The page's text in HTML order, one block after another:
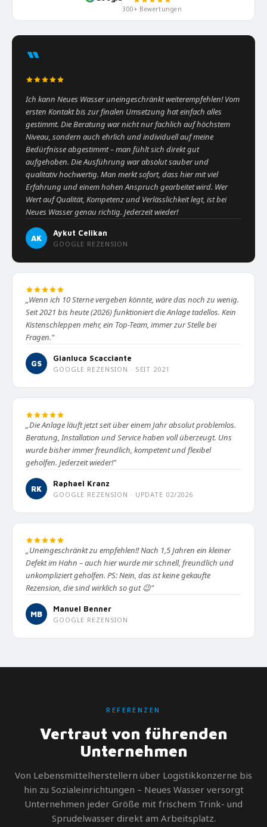
300+ Bewertungen
“
Ich kann Neues Wasser uneingeschränkt weiterempfehlen! Vom
ersten Kontakt bis zur finalen Umsetzung hat einfach alles
gestimmt. Die Beratung war nicht nur fachlich auf höchstem
Niveau, sondern auch ehrlich und individuell auf meine
Bedürfnisse abgestimmt – man fühlt sich direkt gut
aufgehoben. Die Ausführung war absolut sauber und
qualitativ hochwertig. Man merkt sofort, dass hier mit viel
Erfahrung und einem hohen Anspruch gearbeitet wird. Wer
Wert auf Qualität, Kompetenz und Verlässlichkeit legt, ist bei
Neues Wasser genau richtig. Jederzeit wieder!
AK
Aykut Celikan
GOOGLE REZENSION
„Wenn ich 10 Sterne vergeben könnte, wäre das noch zu wenig.
Seit 2021 bis heute (2026) funktioniert die Anlage tadellos. Kein
Kistenschleppen mehr, ein Top-Team, immer zur Stelle bei
Fragen."
GS
Gianluca Scacciante
GOOGLE REZENSION · SEIT 2021
„Die Anlage läuft jetzt seit über einem Jahr absolut problemlos.
Beratung, Installation und Service haben voll überzeugt. Uns
wurde bisher immer freundlich, kompetent und flexibel
geholfen. Jederzeit wieder!"
RK
Raphael Kranz
GOOGLE REZENSION · UPDATE 02/2026
„Uneingeschränkt zu empfehlen!! Nach 1,5 Jahren ein kleiner
Defekt im Hahn – auch hier wurde mir schnell, freundlich und
unkompliziert geholfen. PS: Nein, das ist keine gekaufte
Rezension, die sind wirklich so gut 😉"
MB
Manuel Benner
GOOGLE REZENSION
REFERENZEN
Vertraut von führenden
Unternehmen
Von Lebensmittelherstellern über Logistikkonzerne bis
hin zu Sozialeinrichtungen – Neues Wasser versorgt
Unternehmen jeder Größe mit frischem Trink- und
Sprudelwasser direkt am Arbeitsplatz.